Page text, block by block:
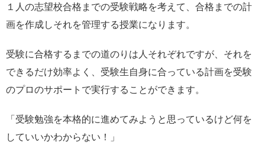
１人の志望校合格までの受験戦略を考えて、合格までの計
画を作成しそれを管理する授業になります。
受験に合格するまでの道のりは人それぞれですが、それを
できるだけ効率よく、受験生自身に合っている計画を受験
のプロのサポートで実行することができます。
「受験勉強を本格的に進めてみようと思っているけど何を
していいかわからない！」